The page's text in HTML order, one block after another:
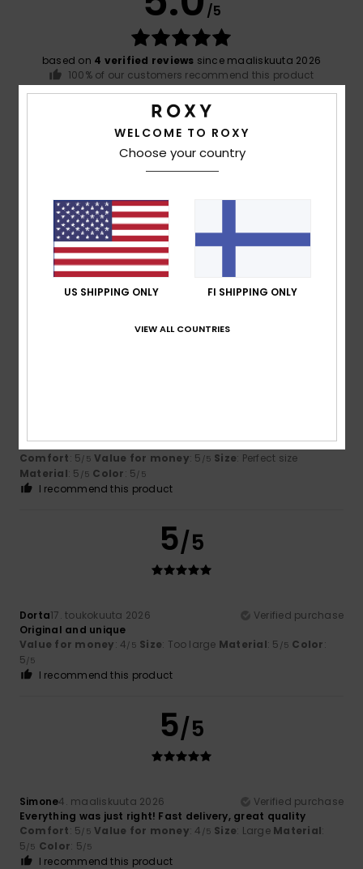
/5
based on 4 verified reviews since maaliskuuta 2026
100% of our customers recommend this product
Value for money
4.5
Too small Too large
Color
Everything's just great
Comfort: 5/5 Value for money: 5 /5 Size: Perfect size
Material: 5 /5 Color: 5/5
I recommend this product
5/5
Dorta17. toukokuuta 2026
Verified purchase
Original and unique
Value for money: 4/5 Size: Too large Material: 5 /5 Color:
5/5
I recommend this product
5/5
Simone4. maaliskuuta 2026
Verified purchase
Everything was just right! Fast delivery, great quality
Comfort: 5/5 Value for money: 4 /5 Size: Large Material:
5/5 Color: 5/5
I recommend this product
WELCOME TO ROXY
Choose your country
US SHIPPING ONLY FI SHIPPING ONLY
VIEW ALL COUNTRIES